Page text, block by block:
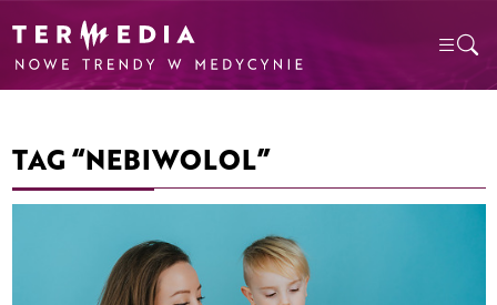
TAG “NEBIWOLOL”